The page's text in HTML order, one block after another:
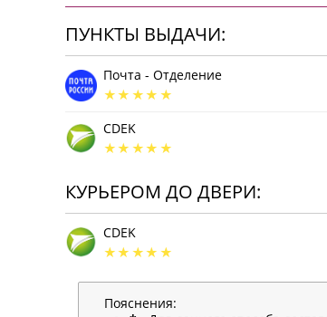
ПУНКТЫ ВЫДАЧИ:
Почта - Отделение
CDEK
КУРЬЕРОМ ДО ДВЕРИ:
CDEK
Пояснения: